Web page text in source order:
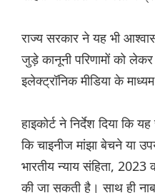
राज्य सरकार ने यह भी
जुड़े कानूनी परिणामों को
इलेक्ट्रॉनिक मीडिया के
हाइकोर्ट ने निर्देश दिया कि
कि चाइनीज मांझा बेचने या
भारतीय न्याय संहिता, 2023
की जा सकती है। साथ ही